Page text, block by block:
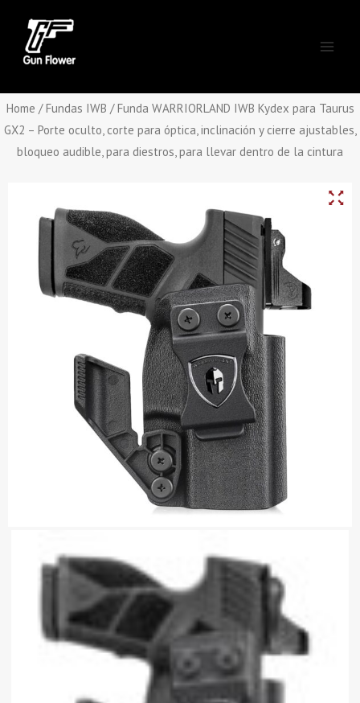
content
Home /Fundas IWB / Funda WARRIORLAND IWB Kydex para Taurus
GX2 – Porte oculto, corte para óptica, inclinación y cierre ajustables,
bloqueo audible, para diestros, para llevar dentro de la cintura